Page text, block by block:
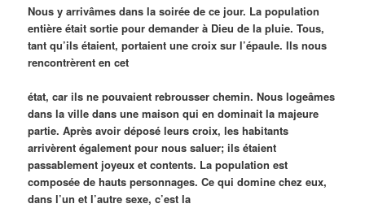
Nous y arrivâmes dans la soirée de ce jour. La population
entière était sortie pour demander à Dieu de la pluie. Tous,
tant qu’ils étaient, portaient une croix sur l’épaule. Ils nous
rencontrèrent en cet
état, car ils ne pouvaient rebrousser chemin. Nous logeâmes
dans la ville dans une maison qui en dominait la majeure
partie. Après avoir déposé leurs croix, les habitants
arrivèrent également pour nous saluer; ils étaient
passablement joyeux et contents. La population est
composée de hauts personnages. Ce qui domine chez eux,
dans l’un et l’autre sexe, c’est la